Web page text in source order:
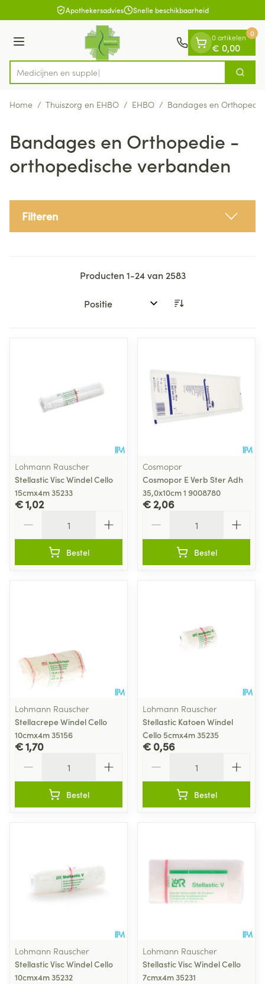
Ga naar de inhoudApothekersadvies Snelle beschikbaarheid
Menu
Product, merk, categorie...
M Zoek
0 artikelen
€ 0,00
0
Home / Thuiszorg en EHBO / EHBO / Bandages en
Bandages en Orthopedie -
orthopedische verbanden
Filteren
Producten1-24van 2583
Sorteer op:
Lohmann Rauscher
Stellastic Visc Windel Cello
15cmx4m 35233
€ 1,02
Bestel
Cosmopor
Cosmopor E Verb Ster Adh
35,0x10cm 1 9008780
€ 2,06
Bestel
Lohmann Rauscher
Stellacrepe Windel Cello
10cmx4m 35156
€ 1,70
Bestel
Lohmann Rauscher
Stellastic Katoen Windel
Cello 5cmx4m 35235
€ 0,56
Bestel
Lohmann Rauscher
Stellastic Visc Windel Cello
10cmx4m 35232
Lohmann Rauscher
Stellastic Visc Windel Cello
7cmx4m 35231